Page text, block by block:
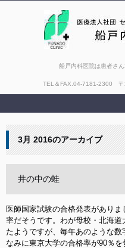
船戸内科医院は患者さ
TEL＆FAX. 04-7181-2300 〒
3月 2016のアーカイブ
井の中の蛙
医師国家試験の合格発表があり
率だそうです。わが母校・北海
たようですが、毎年あのような
なみに東京大学の合格率が90％